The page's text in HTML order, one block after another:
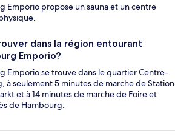
Emporio propose un sauna et un centre
dans la région entourant
Emporio?
Emporio se trouve dans le quartier Centre-
à seulement 5 minutes de marche de Station
et à 14 minutes de marche de Foire et
de Hambourg.